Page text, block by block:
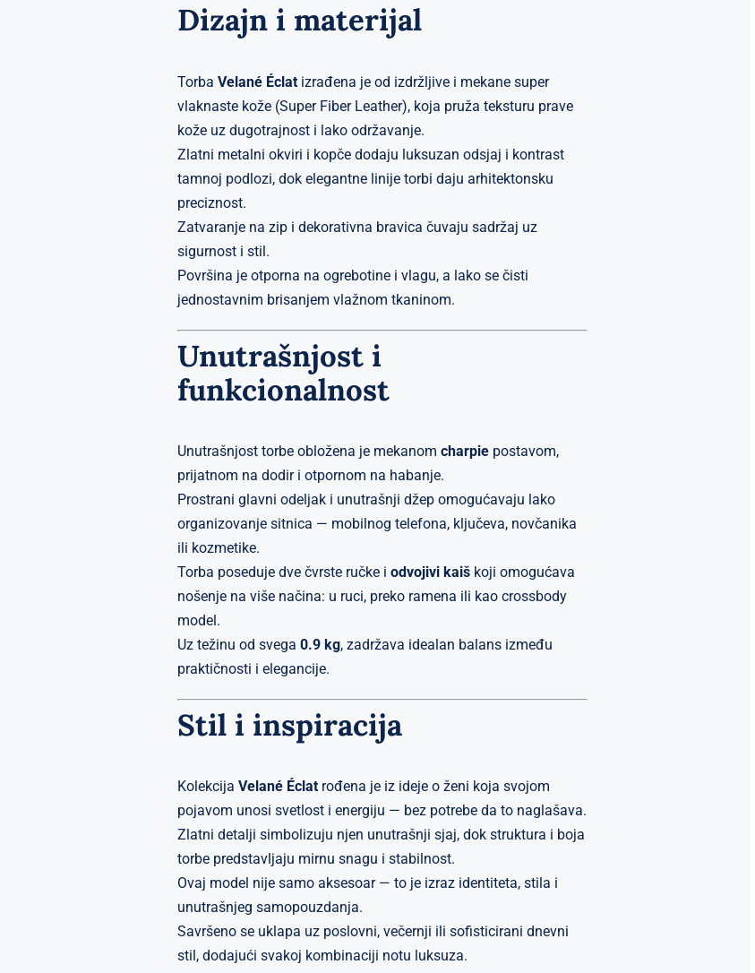
Dizajn i materijal
Torba Velané Éclatizrađena je od izdržljive i mekane super
vlaknaste kože (Super Fiber Leather), koja pruža teksturu prave
kože uz dugotrajnost i lako održavanje.
Zlatni metalni okviri i kopče dodaju luksuzan odsjaj i kontrast
tamnoj podlozi, dok elegantne linije torbi daju arhitektonsku
preciznost.
Zatvaranje na zip i dekorativna bravica čuvaju sadržaj uz
sigurnost i stil.
Površina je otporna na ogrebotine i vlagu, a lako se čisti
jednostavnim brisanjem vlažnom tkaninom.
Unutrašnjost i
funkcionalnost
Unutrašnjost torbe obložena je mekanom charpiepostavom,
prijatnom na dodir i otpornom na habanje.
Prostrani glavni odeljak i unutrašnji džep omogućavaju lako
organizovanje sitnica — mobilnog telefona, ključeva, novčanika
ili kozmetike.
Torba poseduje dve čvrste ručke i odvojivi kaiškoji omogućava
nošenje na više načina: u ruci, preko ramena ili kao crossbody
model.
Uz težinu od svega 0.9 kg, zadržava idealan balans između
praktičnosti i elegancije.
Stil i inspiracija
Kolekcija Velané Éclatrođena je iz ideje o ženi koja svojom
pojavom unosi svetlost i energiju — bez potrebe da to naglašava.
Zlatni detalji simbolizuju njen unutrašnji sjaj, dok struktura i boja
torbe predstavljaju mirnu snagu i stabilnost.
Ovaj model nije samo aksesoar — to je izraz identiteta, stila i
unutrašnjeg samopouzdanja.
Savršeno se uklapa uz poslovni, večernji ili sofisticirani dnevni
stil, dodajući svakoj kombinaciji notu luksuza.